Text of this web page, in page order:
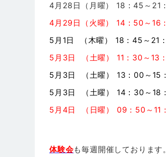
4月28日（月曜） 18：45～21
4月29日（火曜） 14：50～16
5月1日 （木曜） 18：45～21
5月3日 （土曜） 11：30～13
5月3日 （土曜） 13：00～15
5月3日 （土曜） 14：30～18
5月4日 （日曜） 09：50～11
体験会も毎週開催しております。